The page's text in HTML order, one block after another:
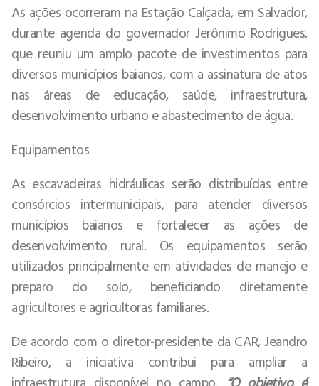
As ações ocorreram na Estação Calçada, em Salvador,
durante agenda do governador Jerônimo Rodrigues,
que reuniu um amplo pacote de investimentos para
diversos municípios baianos, com a assinatura de atos
nas áreas de educação, saúde, infraestrutura,
desenvolvimento urbano e abastecimento de água.
Equipamentos
As escavadeiras hidráulicas serão distribuídas entre
consórcios intermunicipais, para atender diversos
municípios baianos e fortalecer as ações de
desenvolvimento rural. Os equipamentos serão
utilizados principalmente em atividades de manejo e
preparo do solo, beneficiando diretamente
agricultores e agricultoras familiares.
De acordo com o diretor-presidente da CAR, Jeandro
Ribeiro, a iniciativa contribui para ampliar a